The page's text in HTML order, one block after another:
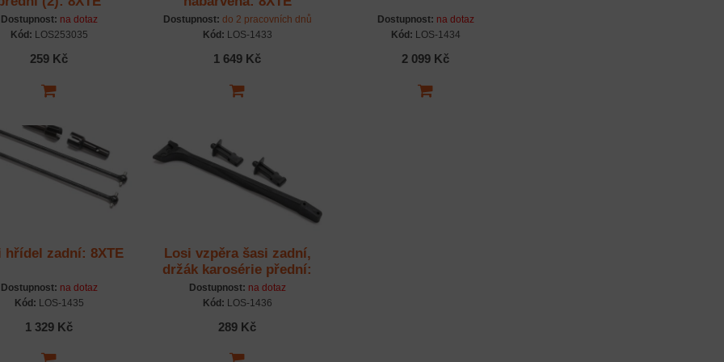
Dostupnost: na dotaz
Kód: LOS253035
259 Kč
Dostupnost: do 2 pracovních dnů
Kód: LOS-1433
1 649 Kč
Dostupnost: na dotaz
Kód: LOS-1434
2 099 Kč
hřídel zadní: 8XTE
Dostupnost: na dotaz
Kód: LOS-1435
1 329 Kč
Losi vzpěra šasi zadní,
držák karosérie přední:
8XTE
Dostupnost: na dotaz
Kód: LOS-1436
289 Kč